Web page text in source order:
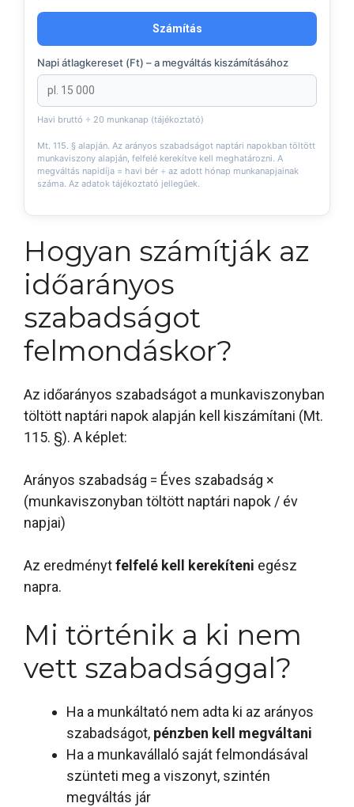
Számítás
Napi átlagkereset (Ft) – a megváltás kiszámításához
Havi bruttó ÷ 20 munkanap (tájékoztató)
Mt. 115. § alapján. Az arányos szabadságot naptári napokban töltött
munkaviszony alapján, felfelé kerekítve kell meghatározni. A
megváltás napidíja = havi bér ÷ az adott hónap munkanapjainak
száma. Az adatok tájékoztató jellegűek.
Hogyan számítják az
időarányos
szabadságot
felmondáskor?
Az időarányos szabadságot a munkaviszonyban
töltött naptári napok alapján kell kiszámítani (Mt.
115. §). A képlet:
Arányos szabadság = Éves szabadság ×
(munkaviszonyban töltött naptári napok / év
napjai)
Az eredménytfelfelé kell kerekíteni egész
napra.
Mi történik a ki nem
vett szabadsággal?
Ha a munkáltató nem adta ki az arányos
szabadságot, pénzben kell megváltani
Ha a munkavállaló saját felmondásával
szünteti meg a viszonyt, szintén
megváltás jár